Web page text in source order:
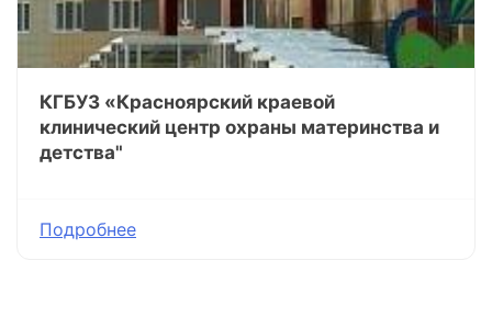
КГБУЗ «Красноярский краевой
клинический центр охраны материнства и
детства"
Подробнее